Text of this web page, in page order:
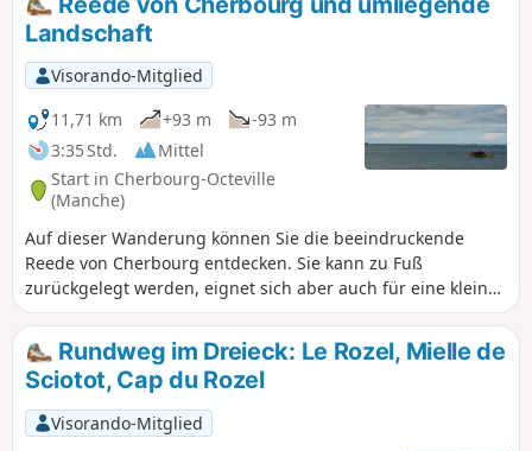
Coucou haben Sie einen schönen Blick über die gesamte
Bucht.
Landschaft
Visorando-Mitglied
11,71 km
+93 m
-93 m
3:35 Std.
Mittel
Start in Cherbourg-Octeville
(Manche)
Auf dieser Wanderung können Sie die beeindruckende
Reede von Cherbourg entdecken. Sie kann zu Fuß
zurückgelegt werden, eignet sich aber auch für eine kleine
Radtour mit der Familie. Die Wege sind überall mit dem
Fahrrad befahrbar und die Route umfasst eine große
Anzahl an Radwegen. Trotz der kurzen Entfernung gibt es
einige Aufstiege. Auf dem zweiten Teil der Wanderung
können Sie die relativ ländliche Umgebung und die
altmodischen Ecken rund um die Stadt genießen.
Rundweg im Dreieck: Le Rozel, Mielle de
Sciotot, Cap du Rozel
Visorando-Mitglied